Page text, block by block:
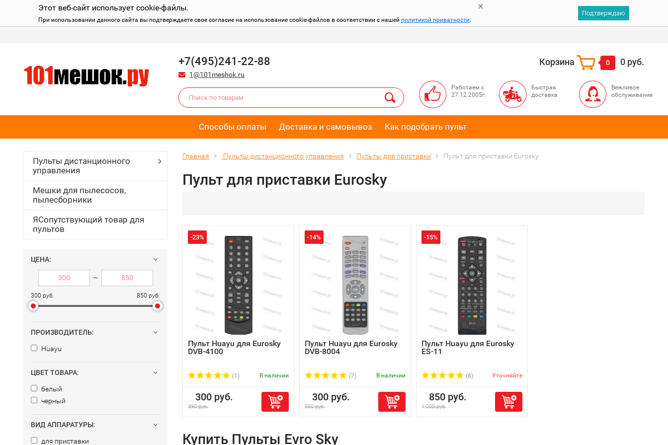
Этот веб-сайт использует cookie-файлы.
При использовании данного сайта вы подтверждаете свое согласие на использование cookie-файлов в соответствии с нашей политикой приватности.
Подтверждаю
+7(495)241-22-88
1@101meshok.ru
Корзина 0 0 руб.
Работаем с
27.12.2005г.
Быстрая
доставка
Вежливое
обслуживание
Способы оплаты Доставка и самовывоз Как подобрать пульт
Пульты дистанционного
управления
Мешки для пылесосов,
пылесборники
ЯСопутствующий товар для
пультов
ЦЕНА:
—
300 руб. 850 руб.
ПРОИЗВОДИТЕЛЬ:
Huayu
ЦВЕТ ТОВАРА:
белый
черный
ВИД АППАРАТУРЫ:
для приставки
Главная Пульты дистанционного управления Пульты для приставки Пульт для приставки Eurosky
Пульт для приставки Eurosky
-23%
Пульт Huayu для Eurosky
DVB-4100
(1) В наличии
300 руб.
390 руб.
-14%
Пульт Huayu для Eurosky
DVB-8004
(7) В наличии
300 руб.
350 руб.
-15%
Пульт Huayu для Eurosky
ES-11
(8) Уточняйте
850 руб.
1 000 руб.
Купить Пульты Evro Sky